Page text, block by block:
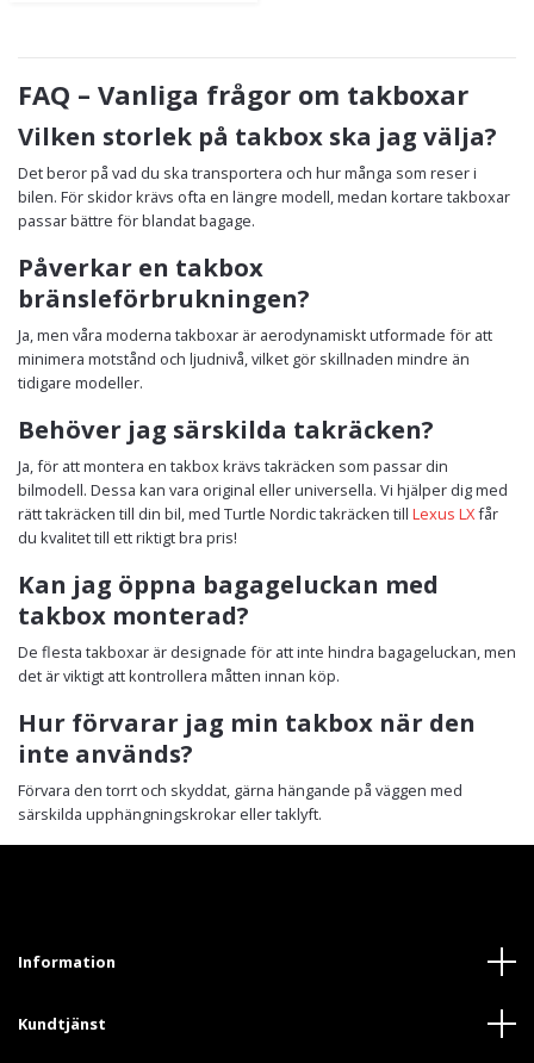
FAQ – Vanliga frågor om takboxar
Vilken storlek på takbox ska jag välja?
Det beror på vad du ska transportera och hur många som reser i
bilen. För skidor krävs ofta en längre modell, medan kortare takboxar
passar bättre för blandat bagage.
Påverkar en takbox
bränsleförbrukningen?
Ja, men våra moderna takboxar är aerodynamiskt utformade för att
minimera motstånd och ljudnivå, vilket gör skillnaden mindre än
tidigare modeller.
Behöver jag särskilda takräcken?
Ja, för att montera en takbox krävs takräcken som passar din
bilmodell. Dessa kan vara original eller universella. Vi hjälper dig med
rätt takräcken till din bil, med Turtle Nordic takräcken till Lexus LXfår
du kvalitet till ett riktigt bra pris!
Kan jag öppna bagageluckan med
takbox monterad?
De flesta takboxar är designade för att inte hindra bagageluckan, men
det är viktigt att kontrollera måtten innan köp.
Hur förvarar jag min takbox när den
inte används?
Förvara den torrt och skyddat, gärna hängande på väggen med
särskilda upphängningskrokar eller taklyft.
Information
Kundtjänst